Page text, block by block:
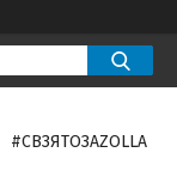
#СВЗЯТОЗAZOLLA